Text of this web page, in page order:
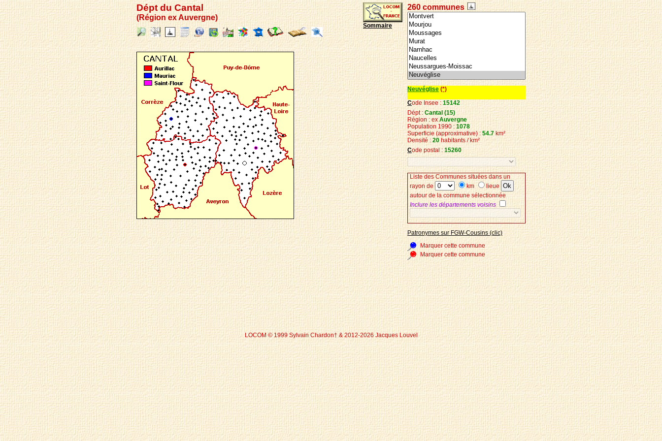
Dépt du Cantal
(Région ex Auvergne)
Sommaire
260 communes
Neuvéglise (*)
Code Insee :15142
Dépt : Cantal (15)
Région : ex Auvergne
Population 1990 : 1078
Superficie (approximative) : 54.7 km²
Densité : 20 habitants / km²
Code postal :15260
Liste desCommunes situées dans un
rayon de km
lieue
autour de la commune sélectionnée
Inclure les départements voisins
Patronymes sur FGW-Cousins (clic)
Marquer cette commune
Marquer cette commune
LOCOM © 1999 Sylvain Chardon† & 2012-2026 Jacques Louvel